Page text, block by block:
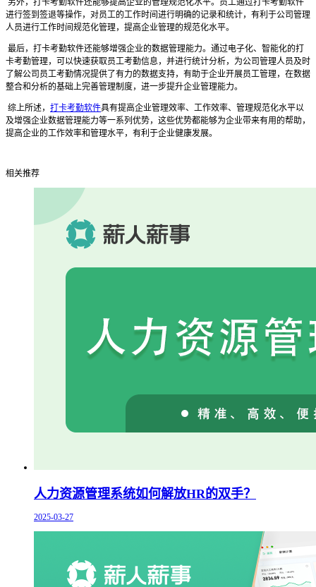
另外，打卡考勤软件还能够提高企业的管理规范化水平。员工通过打卡考勤软件
进行签到签退等操作，对员工的工作时间进行明确的记录和统计，有利于公司管理
人员进行工作时间规范化管理，提高企业管理的规范化水平。
最后，打卡考勤软件还能够增强企业的数据管理能力。通过电子化、智能化的打
卡考勤管理，可以快速获取员工考勤信息，并进行统计分析，为公司管理人员及时
了解公司员工考勤情况提供了有力的数据支持，有助于企业开展员工管理，在数据
整合和分析的基础上完善管理制度，进一步提升企业管理能力。
综上所述， 打卡考勤软件具有提高企业管理效率、工作效率、管理规范化水平以
及增强企业数据管理能力等一系列优势，这些优势都能够为企业带来有用的帮助，
提高企业的工作效率和管理水平，有利于企业健康发展。
相关推荐
人力资源管理系统如何解放HR的双手？
2025-03-27